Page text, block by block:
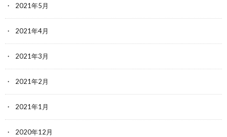
2021年5月
2021年4月
2021年3月
2021年2月
2021年1月
2020年12月